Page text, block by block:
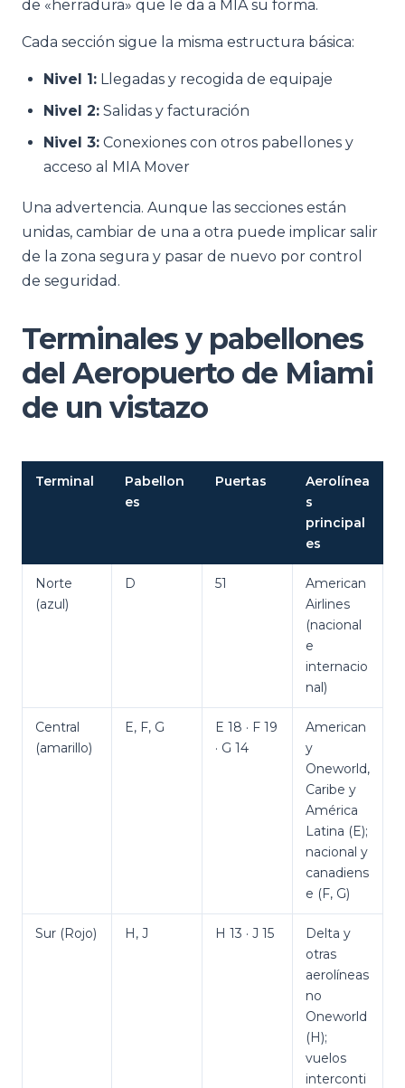
de «herradura» que le da a MIA su forma.
Cada sección sigue la misma estructura básica:
Nivel 1: Llegadas y recogida de equipaje
Nivel 2: Salidas y facturación
Nivel 3: Conexiones con otros pabellones y
acceso al MIA Mover
Una advertencia. Aunque las secciones están
unidas, cambiar de una a otra puede implicar salir
de la zona segura y pasar de nuevo por control
de seguridad.
Terminales y pabellones
del Aeropuerto de Miami
de un vistazo
Terminal
Pabellon
es
Puertas
Aerolínea
s
principal
es
Norte
(azul)
D 51
American
Airlines
(nacional
e
internacio
nal)
Central
(amarillo)
E, F, G
E 18 · F 19
· G 14
American
y
Oneworld,
Caribe y
América
Latina (E);
nacional y
canadiens
e (F, G)
Sur (Rojo) H, J H 13 · J 15
Delta y
otras
aerolíneas
no
Oneworld
(H);
vuelos
interconti